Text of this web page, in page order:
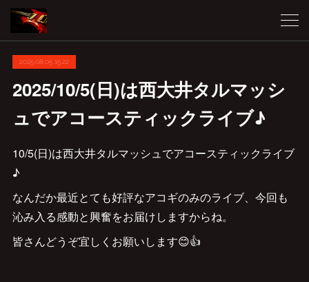
2025.08.05 15:22
2025/10/5(日)は西大井タルマッシ
ュでアコースティックライブ♪
10/5(日)は西大井タルマッシュでアコースティックライブ
♪
なんだか最近とても好評なアコギのみのライブ、今回も
沁み入る感動と興奮をお届けしますからね。
皆さんどうぞ宜しくお願いします😊👍